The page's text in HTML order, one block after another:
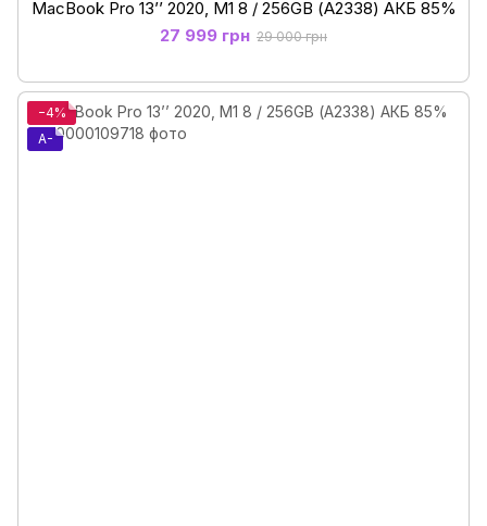
MacBook Pro 13’’ 2020, M1 8 / 256GB (А2338) АКБ 85%
27 999 грн 29 000 грн
−4%
A-